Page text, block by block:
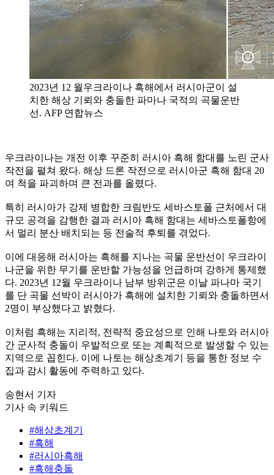
2023년 12 월우크라이나 흑해에서 러시아군이 설
치한 해상 기뢰와 충돌한 파마나 국적의 곡물운반
선. AFP 연합뉴스
우크라이나는 개전 이후 꾸준히 러시아 흑해 함대를 노린 군사
작전을 펼쳐 왔다. 해상 드론 작전으로 러시아군 흑해 함대 20
여 척을 파괴하며 큰 전과를 올렸다.
특히 러시아가 강제 병합한 크림반도 세바스토폴 근처에서 대
규모 공격을 감행한 결과 러시아 흑해 함대는 세바스토폴항에
서 멀리 분산 배치되는 등 전술적 후퇴를 겪었다.
이에 대응해 러시아는 흑해를 지나는 곡물 운반선이 우크라이
나군을 위한 무기를 운반할 가능성을 언급하며 강하게 통제했
다. 2023년 12월 우크라이나 남부 방위군은 이날 파나마 국기
를 단 곡물 선박이 러시아가 흑해에 설치한 기뢰와 충돌하면서
2명이 부상했다고 밝혔다.
이처럼 흑해는 지리적, 전략적 중요성으로 인해 나토와 러시아
간 군사적 충돌이 우발적으로 또는 계획적으로 발생할 수 있는
지역으로 꼽힌다. 이에 나토는 해상초계기 등을 통한 정보 수
집과 감시 활동에 주력하고 있다.
송현서 기자
기사 속 키워드
#해상초계기
#흑해
#러시아흑해
#흑해충돌